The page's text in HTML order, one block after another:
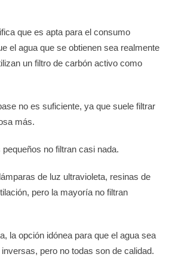
que es apta para el consumo
el agua que se obtienen sea realmente
un filtro de carbón activo como
no es suficiente, ya que suele filtrar
más.
no filtran casi nada.
de luz ultravioleta, resinas de
pero la mayoría no filtran
la opción idónea para que el agua sea
pero no todas son de calidad.